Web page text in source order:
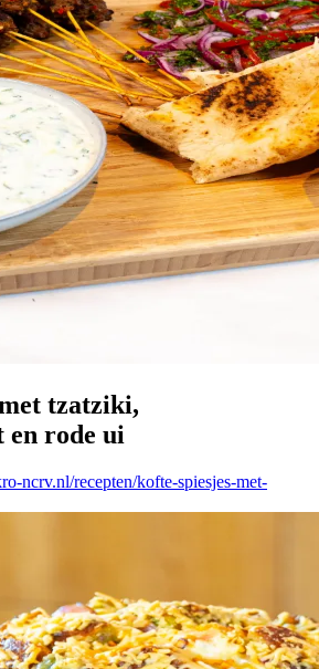
tzatziki,
en rode ui
ncrv.nl/recepten/kofte-spiesjes-met-